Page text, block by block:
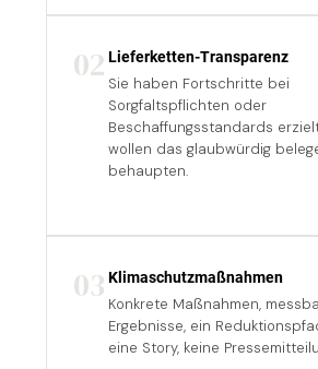
02 Lieferketten-Transparenz
Sie haben Fortschritte bei
Sorgfaltspflichten oder
Beschaffungsstandards
wollen das glaubwürdig
behaupten.
03 Klimaschutzmaßnahmen
Konkrete Maßnahmen,
Ergebnisse, ein
eine Story, keine